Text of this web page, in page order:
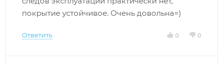
покрытие устойчивое. Очень довольна=)
Ответить 0 0